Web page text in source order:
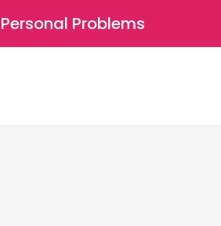
⚲
Personal Problems